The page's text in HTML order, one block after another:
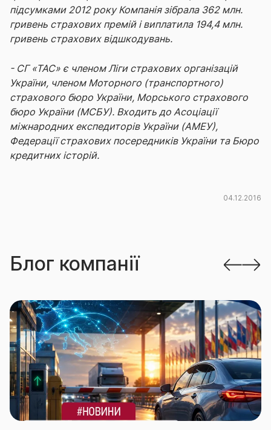
підсумками 2012 року Компанія зібрала 362 млн.
гривень страхових премій і виплатила 194,4 млн.
гривень страхових відшкодувань.
- СГ «ТАС» є членом Ліги страхових організацій
України, членом Моторного (транспортного)
страхового бюро України, Морського страхового
бюро України (МСБУ). Входить до Асоціації
міжнародних експедиторів України (АМЕУ),
Федерації страхових посередників України та Бюро
кредитних історій.
04.12.2016
Блог компанії